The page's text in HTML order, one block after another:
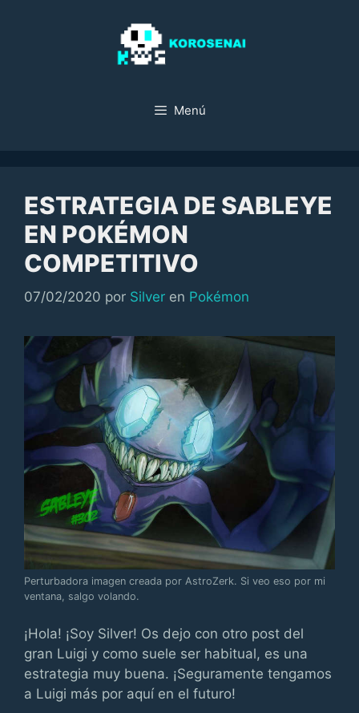
Menú
ESTRATEGIA DE SABLEYE
EN POKÉMON
COMPETITIVO
07/02/2020 por Silver en Categorías
Pokémon
Perturbadora imagen creada por AstroZerk. Si veo eso por mi
ventana, salgo volando.
¡Hola! ¡Soy Silver! Os dejo con otro post del
gran Luigi y como suele ser habitual, es una
estrategia muy buena. ¡Seguramente tengamos
a Luigi más por aquí en el futuro!